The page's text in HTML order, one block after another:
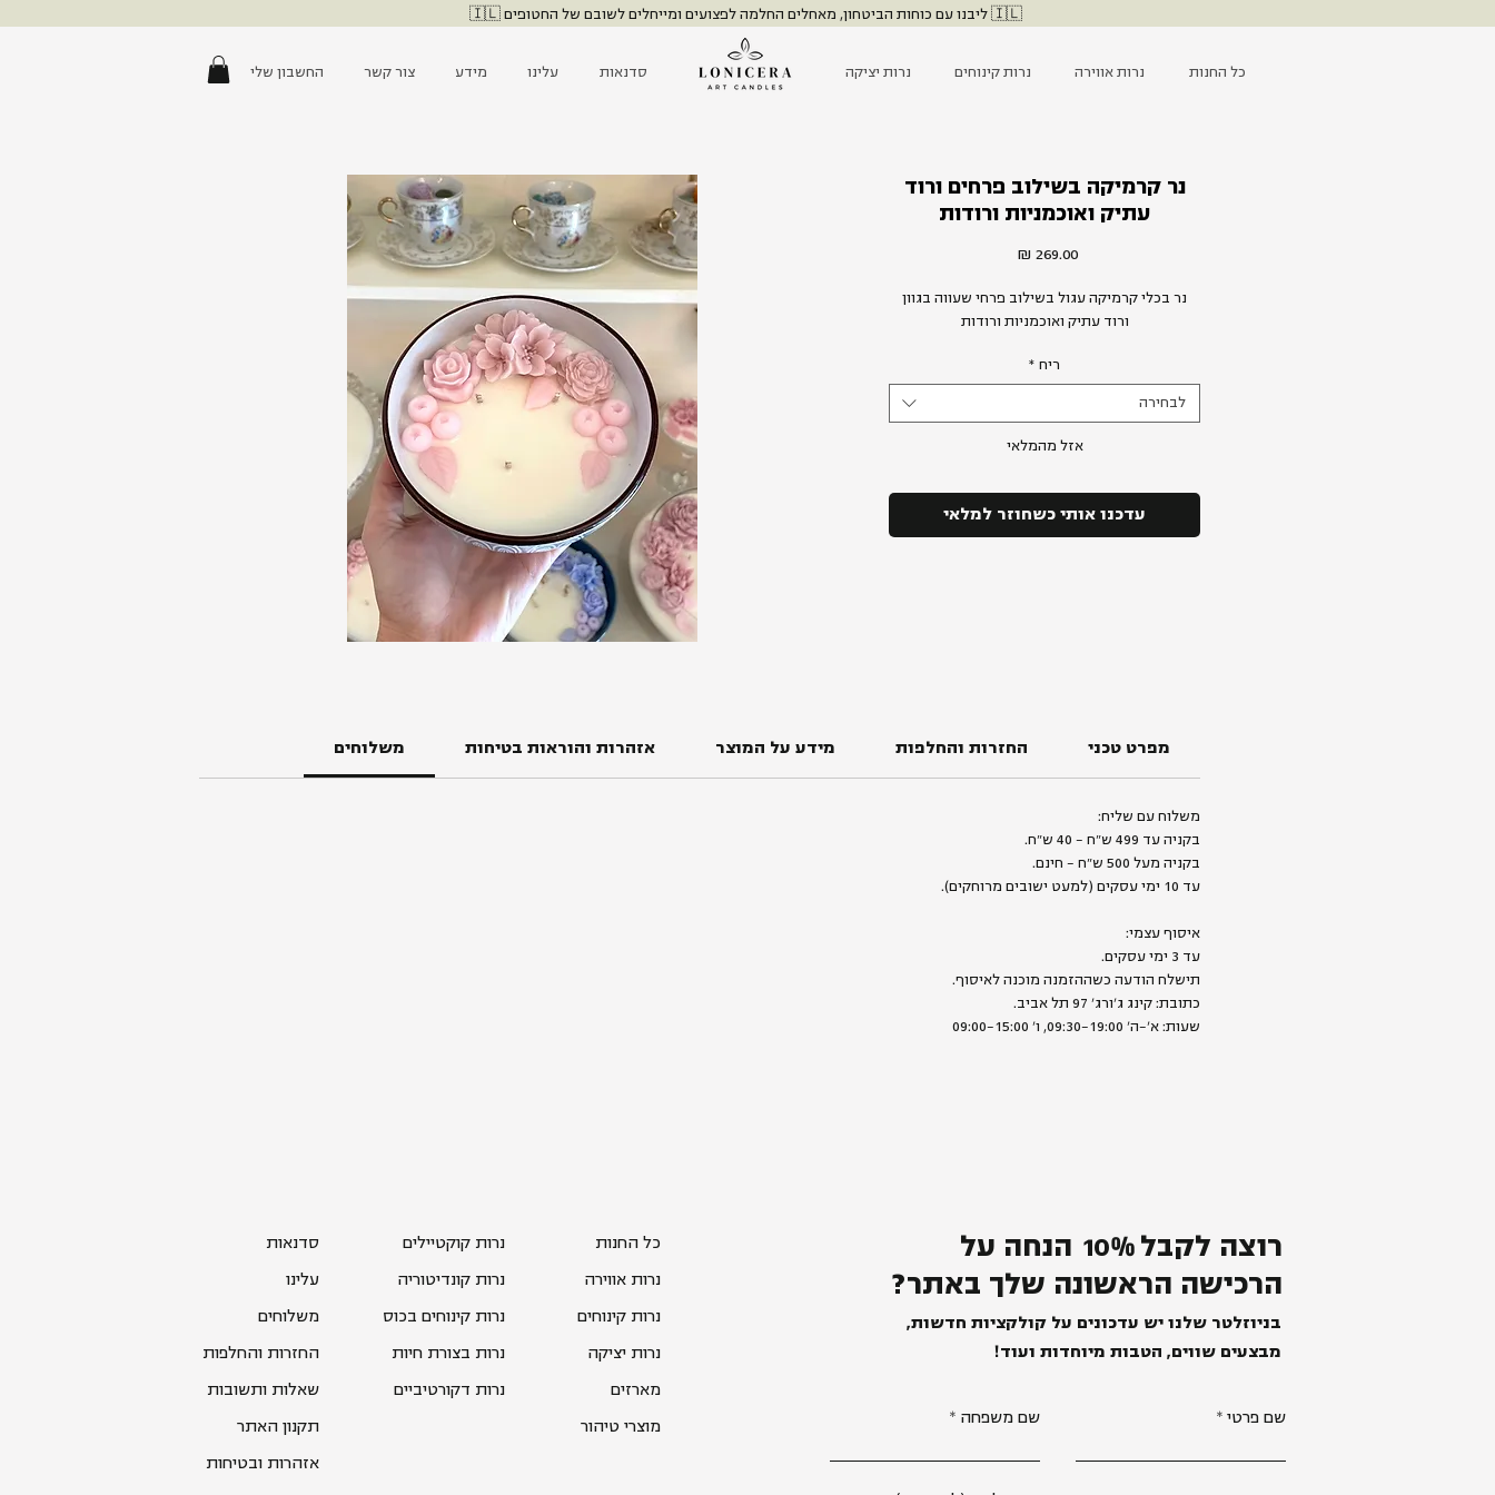
🇮🇱 ליבנו עם כוחות הביטחון, מאחלים החלמה לפצועים ומייחלים לשובם של החטופים 🇮🇱
סדנאות עלינו מידע צור קשר החשבון שלי כל החנות נרות אווירה נרות קינוחים נרות יציקה
נר קרמיקה בשילוב פרחים ורוד
עתיק ואוכמניות ורודות
נר בכלי קרמיקה עגול בשילוב פרחי שעווה בגוון
ורוד עתיק ואוכמניות ורודות
ריח *
לבחירה
אזל מהמלאי
עדכנו אותי כשחוזר למלאי
משלוחים אזהרות והוראות בטיחות מידע על המוצר החזרות והחלפות מפרט טכני
משלוח עם שליח:
בקניה עד 499 ש״ח - 40 ש״ח.
בקניה מעל 500 ש״ח - חינם.
עד 10 ימי עסקים (למעט ישובים מרוחקים).
איסוף עצמי:
עד 3 ימי עסקים.
תישלח הודעה כשההזמנה מוכנה לאיסוף.
כתובת: קינג ג׳ורג׳ 97 תל אביב.
שעות: א׳-ה׳ 09:30-19:00, ו׳ 09:00-15:00
סדנאות
עלינו
משלוחים
החזרות והחלפות
שאלות ותשובות
תקנון האתר
אזהרות ובטיחות
נרות קוקטיילים
נרות קונדיטוריה
נרות קינוחים בכוס
נרות בצורת חיות
נרות דקורטיביים
כל החנות
נרות אווירה
נרות קינוחים
נרות יציקה
מארזים
מוצרי טיהור
רוצה לקבל 10%
הנחה על
הרכישה הראשונה שלך באתר?
בניוזלטר שלנו יש עדכונים על קולקציות חדשות,
מבצעים שווים, הטבות מיוחדות ועוד!
שם משפחה שם פרטי